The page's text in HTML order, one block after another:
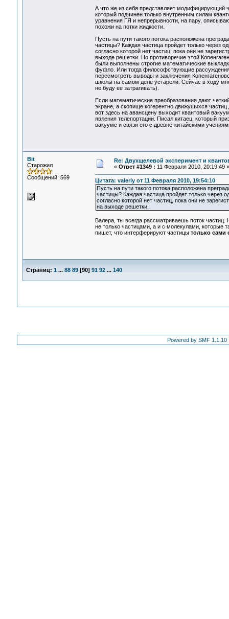
А что же из себя представляет модифицирующий
который подчинен только внутренним силам
уравнения ГЯ и непрерывности, на пару,
похожи на потки жидкости.
Пусть на пути такого потока расположена
частицы? Каждая частица пройдет только через
согласно которой нет частиц, пока они не
выходе решетки. Но противоречие этой
были выполнены строгие математические
фуфло. Или тогда философствующие рассуждения
пересмотреть выводы и заключения
школы на самом деле устарели. Сейчас в ходу
не буду ее затрагивать).
Если математические преобразования дают
экране, а скопище когерентно движущихся
вот здесь на авансцену выходит квантовый
явления телепортации. Писал китаец, который
вакууме и связи его с древне-китайскими
Bit
Старожил
Сообщений: 569
Re: Двухщелевой эксперимент и
« Ответ #1349 : 11 Февраля 2010, 20:19:49 »
Цитата: valeriy от 11 Февраля 2010, 19:54:10
Пусть на пути такого потока расположена
частицы? Каждая частица пройдет только через
согласно которой нет частиц, пока они не
на выходе решетки.
Валера, ты всегда рассматриваешь поток
не только частицами, а и с молекулами, которые
пишет, что интерферируют частицы только сами
Страниц: 1 ... 88 89[90] 91 92 ... 140
Powered by SMF 1.1.10